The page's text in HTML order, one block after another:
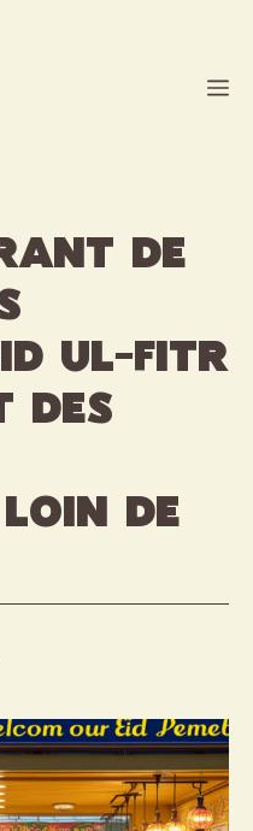
de
Ul-Fitr
des
de